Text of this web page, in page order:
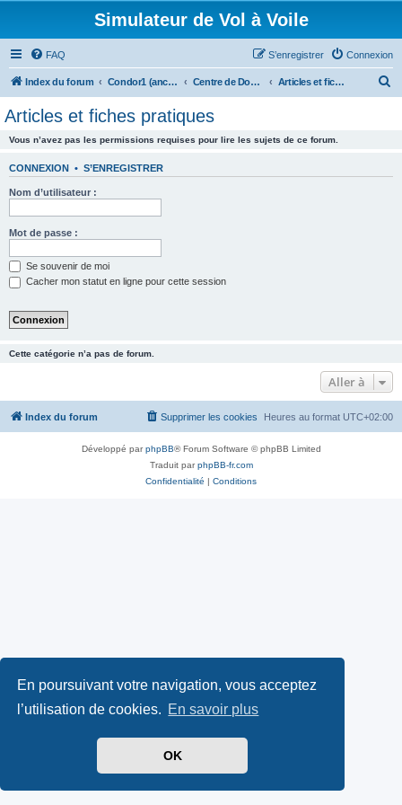
En poursuivant votre navigation, vous acceptez
l’utilisation de cookies. En savoir plus
OK
Simulateur de Vol à Voile
FAQ Connexion
S’enregistrer
Index du forum Condor1 (ancien forum) Centre de Documentation Articles et fiches pratiques
Articles et fiches pratiques
Vous n’avez pas les permissions requises pour lire les sujets de ce forum.
CONNEXION • S’ENREGISTRER
Nom d’utilisateur :
Mot de passe :
Se souvenir de moi
Cacher mon statut en ligne pour cette session
Cette catégorie n’a pas de forum.
Aller à
Index du forum Heures au format UTC+02:00
Supprimer les cookies
Développé parphpBB® Forum Software © phpBB Limited
Traduit parphpBB-fr.com
Confidentialité | Conditions